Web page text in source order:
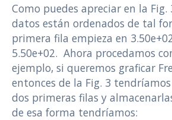
Como puedes apreciar en la Fig.
datos están ordenados de tal
primera fila empieza en
5.50e+02. Ahora procedamos
ejemplo, si queremos graficar Fre
entonces de la Fig. 3
dos primeras filas y
de esa forma tendríamos: